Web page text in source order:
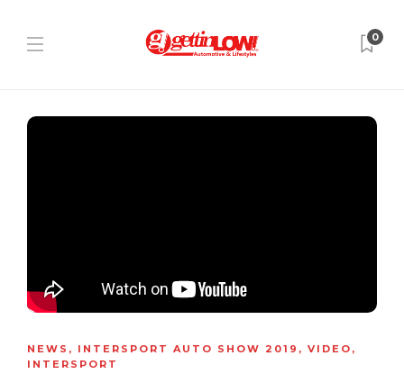
0
NEWS , INTERSPORT AUTO SHOW 2019 , VIDEO ,
INTERSPORT